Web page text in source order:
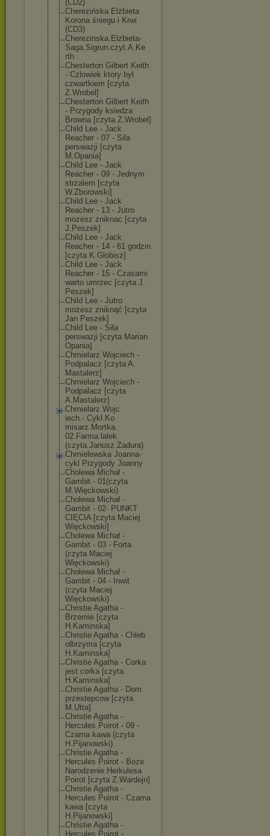
(CD2)
Cherezińska Elżbieta
Korona śniegu i Krwi
(CD3)
Cherezinska.El zbieta-
Saga.Sigrun.czyt.A.Ke
rth
Chesterton Gilbert Keith
- Czlowiek ktory byl
czwartkiem [czyta
Z.Wrobel]
Chesterton Gilbert Keith
- Przygody ksiedza
Browna [czyta Z.Wrobel]
Child Lee - Jack
Reacher - 07 - Sila
perswazji [czyta
M.Opania]
Child Lee - Jack
Reacher - 09 - Jednym
strzalem [czyta
W.Zborowski]
Child Lee - Jack
Reacher - 13 - Jutro
mozesz zniknac [czyta
J.Peszek]
Child Lee - Jack
Reacher - 14 - 61 godzin
[czyta K.Globisz]
Child Lee - Jack
Reacher - 15 - Czasami
warto umrzec [czyta J.
Peszek]
Child Lee - Jutro
możesz zniknąć [czyta
Jan Peszek]
Child Lee - Siła
perswazji [czyta Marian
Opania]
Chmielarz Wojciech -
Podpalacz [czyta A.
Mastalerz]
Chmielarz Wojciech -
Podpalacz [czyta
A.Mastalerz]
Chmielarz.Wojc
iech.-.Cykl.Ko
misarz.Mortka.
02.Farma.lalek.
(czyta.Janusz.Zadura)
Chmielewska Joanna-
cykl Przygody Joanny
Cholewa Michał -
Gambit - 01(czyta
M.Więckowski)
Cholewa Michał -
Gambit - 02- PUNKT
CIĘCIA [czyta Maciej
Więckowski]
Cholewa Michał -
Gambit - 03 - Forta
(czyta Maciej
Więckowski)
Cholewa Michał -
Gambit - 04 - Inwit
(czyta Maciej
Więckowski)
Christie Agatha -
Brzemie [czyta
H.Kaminska]
Christie Agatha - Chleb
olbrzyma [czyta
H.Kaminska]
Christie Agatha - Corka
jest corka [czyta
H.Kaminska]
Christie Agatha - Dom
przestepcow [czyta
M.Utta]
Christie Agatha -
Hercules Poirot - 09 -
Czarna kawa (czyta
H.Pijanowski)
Christie Agatha -
Hercules Poirot - Boze
Narodzenie Herkulesa
Poirot [czyta Z.Wardejn]
Christie Agatha -
Hercules Poirot - Czarna
kawa [czyta
H.Pijanowski]
Christie Agatha -
Hercules Poirot -